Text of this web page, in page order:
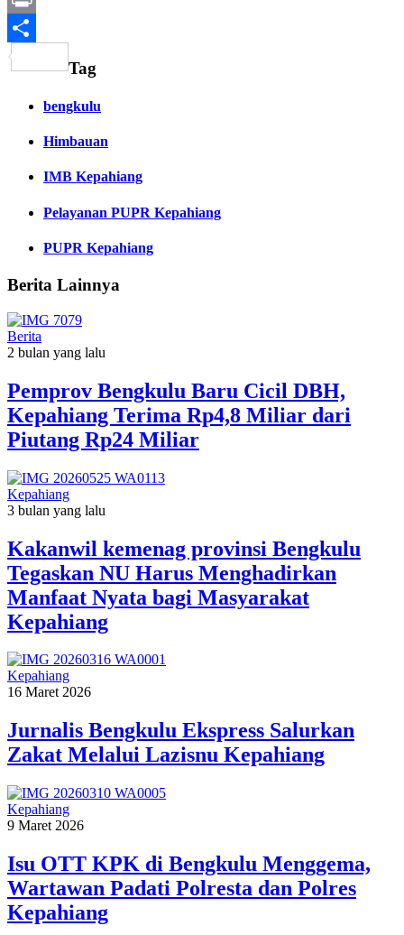
Print
Tag
bengkulu
Himbauan
IMB Kepahiang
Pelayanan PUPR Kepahiang
PUPR Kepahiang
Berita Lainnya
Berita
2 bulan yang lalu
Pemprov Bengkulu Baru Cicil DBH,
Kepahiang Terima Rp4,8 Miliar dari
Piutang Rp24 Miliar
Kepahiang
3 bulan yang lalu
Kakanwil kemenag provinsi Bengkulu
Tegaskan NU Harus Menghadirkan
Manfaat Nyata bagi Masyarakat
Kepahiang
Kepahiang
16 Maret 2026
Jurnalis Bengkulu Ekspress Salurkan
Zakat Melalui Lazisnu Kepahiang
Kepahiang
9 Maret 2026
Isu OTT KPK di Bengkulu Menggema,
Wartawan Padati Polresta dan Polres
Kepahiang